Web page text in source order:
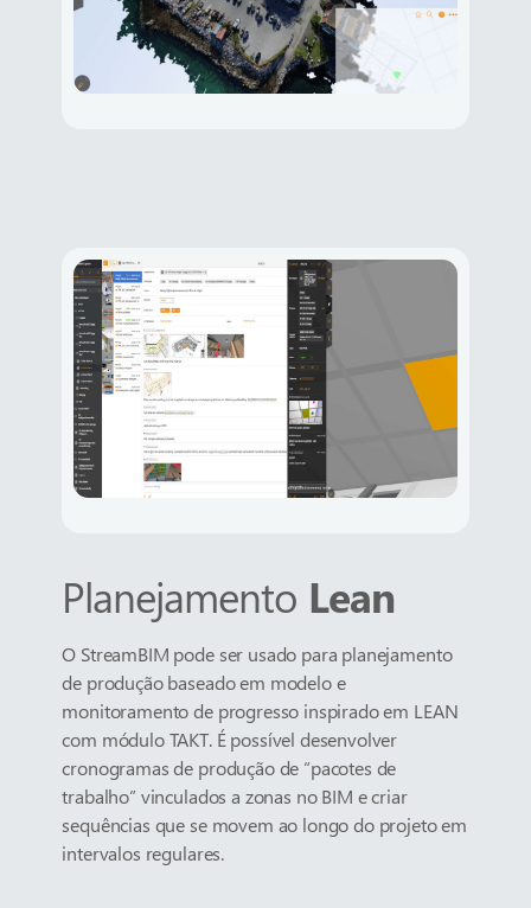
Planejamento Lean
O StreamBIM pode ser usado para planejamento
de produção baseado em modelo e
monitoramento de progresso inspirado em LEAN
com módulo TAKT. É possível desenvolver
cronogramas de produção de “pacotes de
trabalho” vinculados a zonas no BIM e criar
sequências que se movem ao longo do projeto em
intervalos regulares.